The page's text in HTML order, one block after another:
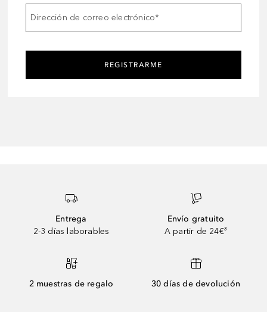
Dirección de correo electrónico*
REGISTRARME
Entrega
2-3 días laborables
Envío gratuito
A partir de 24€³
2 muestras de regalo 30 días de devolución